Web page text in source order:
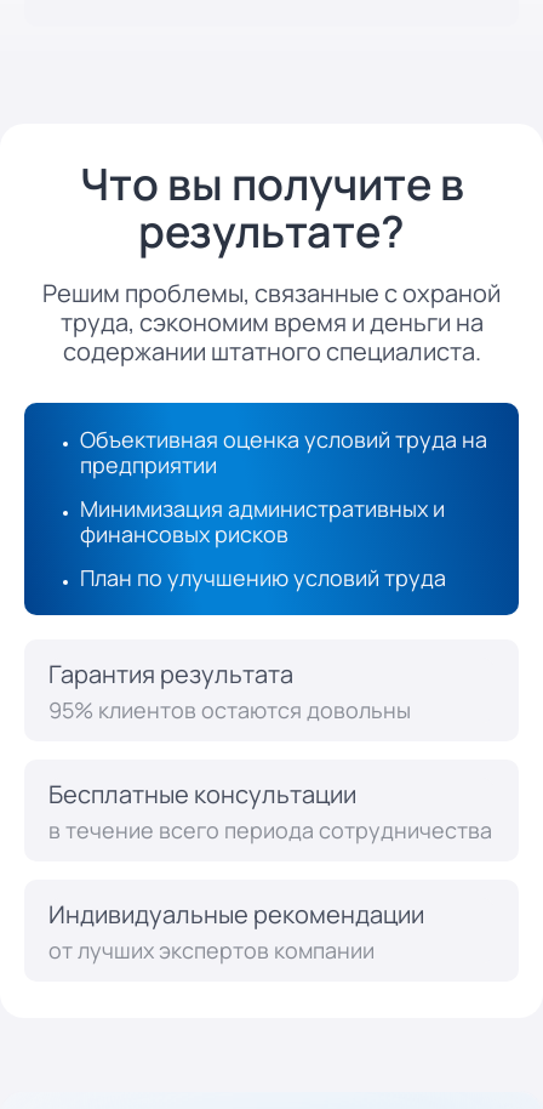
Что вы получите в
результате?
Решим проблемы, связанные с охраной
труда, сэкономим время и деньги на
содержании штатного специалиста.
Объективная оценка условий труда на
предприятии
Минимизация административных и
финансовых рисков
План по улучшению условий труда
Гарантия результата
95% клиентов остаются довольны
Бесплатные консультации
в течение всего периода сотрудничества
Индивидуальные рекомендации
от лучших экспертов компании